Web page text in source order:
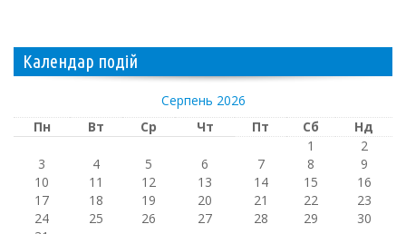
Календар подій
Серпень 2026
Пн
Вт Ср Чт Пт Сб Нд
1
2
3
4 5 6 7 8
9
10
11 12 13 14 15
16
17
18 19 20 21 22
23
24
25 26 27 28 29
30